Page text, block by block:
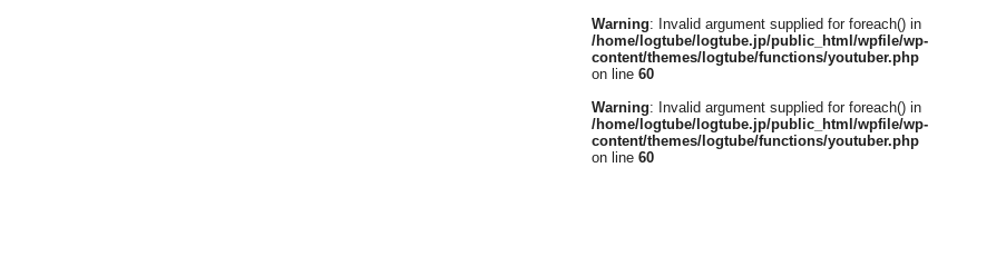
Warning: Invalid argument supplied for foreach() in
/home/logtube/logtube.jp/public_html/wpfile/wp-
content/themes/logtube/functions/youtuber.php
on line 60
Warning: Invalid argument supplied for foreach() in
/home/logtube/logtube.jp/public_html/wpfile/wp-
content/themes/logtube/functions/youtuber.php
on line 60